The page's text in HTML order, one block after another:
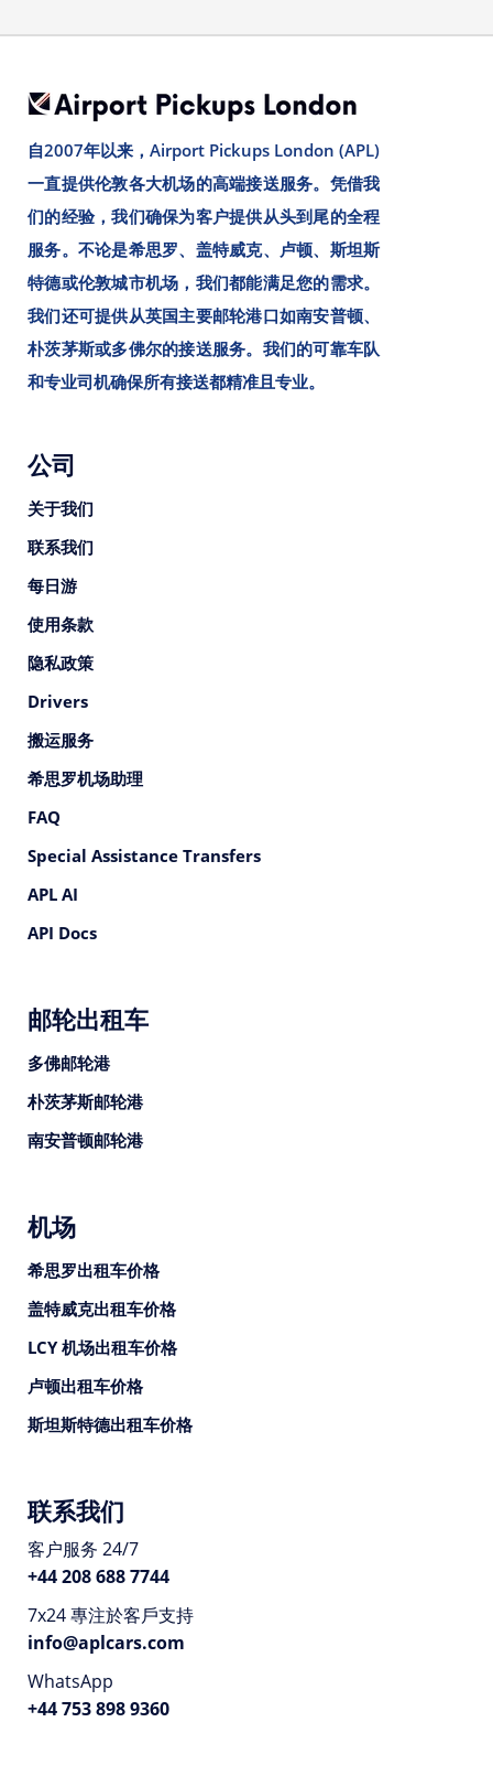
自2007年以来，Airport Pickups London (APL)
一直提供伦敦各大机场的高端接送服务。凭借我
们的经验，我们确保为客户提供从头到尾的全程
服务。不论是希思罗、盖特威克、卢顿、斯坦斯
特德或伦敦城市机场，我们都能满足您的需求。
我们还可提供从英国主要邮轮港口如南安普顿、
朴茨茅斯或多佛尔的接送服务。我们的可靠车队
和专业司机确保所有接送都精准且专业。
公司
关于我们
联系我们
每日游
使用条款
隐私政策
Drivers
搬运服务
希思罗机场助理
FAQ
Special Assistance Transfers
APL AI
API Docs
邮轮出租车
多佛邮轮港
朴茨茅斯邮轮港
南安普顿邮轮港
机场
希思罗出租车价格
盖特威克出租车价格
LCY 机场出租车价格
卢顿出租车价格
斯坦斯特德出租车价格
联系我们
客户服务 24/7
+44 208 688 7744
7x24 專注於客戶支持
info@aplcars.com
WhatsApp
+44 753 898 9360